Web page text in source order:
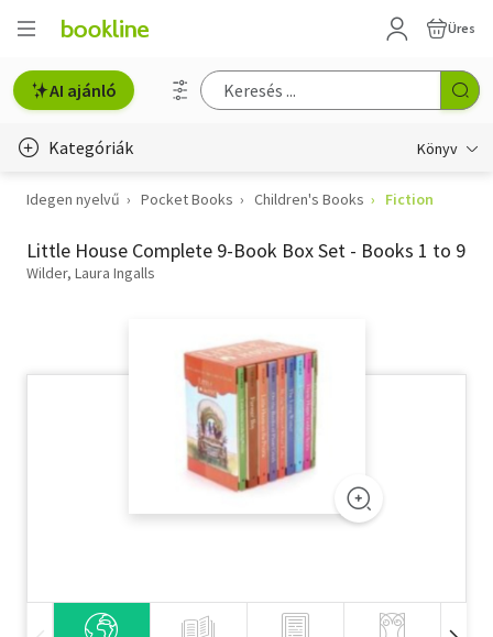
Üres
AI ajánló
Kategóriák Könyv
Életmód, egészség
Erotika
Társadalomtudomány
Idegen nyelvű Pocket Books Children's Books Fiction
Little House Complete 9-Book Box Set - Books 1 to 9
Wilder, Laura Ingalls